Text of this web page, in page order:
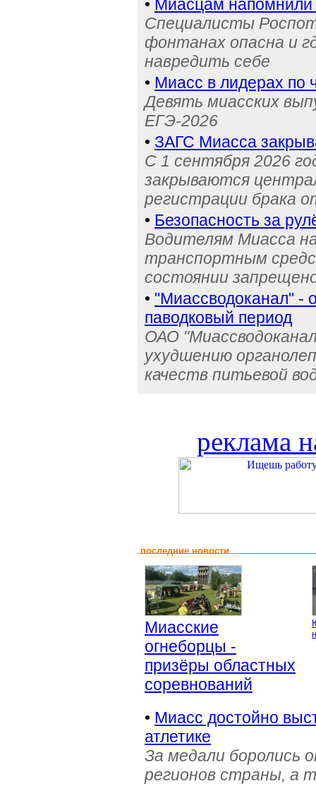
• Миасцам напомнили
Специалисты
фонтанах опасна и
навредить себе
• Миасс в лидерах по
Девять миасских
ЕГЭ-2026
• ЗАГС Миасса
С 1 сентября 2026
закрываются
регистрации брака
• Безопасность за
Водителям Миасса
транспортным
состоянии
• "Миассводоканал" -
паводковый период
ОАО
ухудшению
качеств питьевой
реклама
последние новости
Миасские
огнеборцы -
призёры областных
соревнований
• Миасс достойно
атлетике
За медали боролись
регионов страны, а